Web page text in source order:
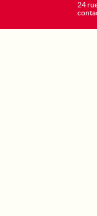
24